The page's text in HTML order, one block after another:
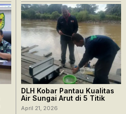
DLH Kobar Pantau Kualitas
Air Sungai Arut di 5 Titik
April 21, 2026